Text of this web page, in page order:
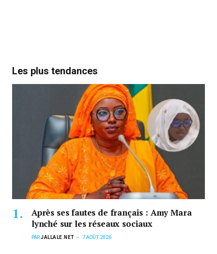
Les plus tendances
Après ses fautes de français : Amy Mara
lynché sur les réseaux sociaux
PARJALLALE.NET 7 AOÛT 2026